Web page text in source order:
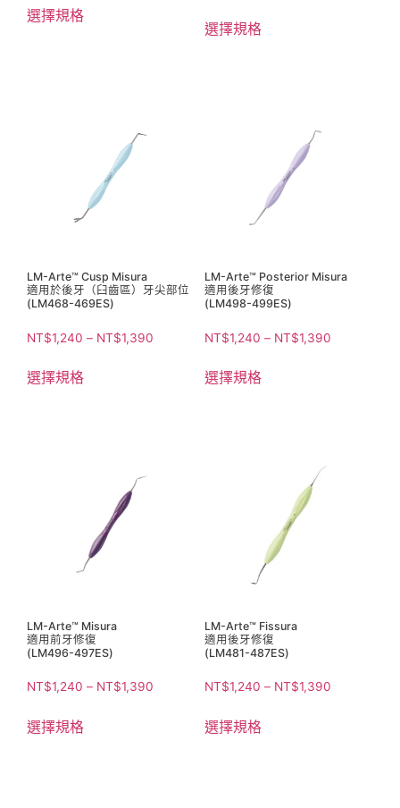
選擇規格
選擇規格
LM-Arte™ Cusp Misura
適用於後牙（臼齒區）牙尖部位
(LM468-469ES)
NT$1,240 – NT$1,390
選擇規格
LM-Arte™ Posterior Misura
適用後牙修復
(LM498-499ES)
NT$1,240 – NT$1,390
選擇規格
LM-Arte™ Misura
適用前牙修復
(LM496-497ES)
NT$1,240 – NT$1,390
選擇規格
LM-Arte™ Fissura
適用後牙修復
(LM481-487ES)
NT$1,240 – NT$1,390
選擇規格